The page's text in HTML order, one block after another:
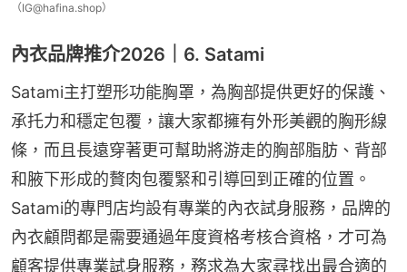
（IG@hafina.shop）
內衣品牌推介2026｜6. Satami
Satami主打塑形功能胸罩，為胸部提供更好的保護、
承托力和穩定包覆，讓大家都擁有外形美觀的胸形線
條，而且長遠穿著更可幫助將游走的胸部脂肪、背部
和腋下形成的贅肉包覆緊和引導回到正確的位置。
Satami的專門店均設有專業的內衣試身服務，品牌的
內衣顧問都是需要通過年度資格考核合資格，才可為
顧客提供專業試身服務，務求為大家尋找出最合適的